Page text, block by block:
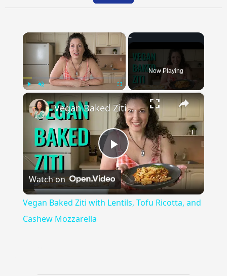
×
Fullscreen
Now Playing
×
Play
Video
Vegan Baked Ziti with Lentils, Tofu Ricotta, and Cashew Mozzarella
Watch on
Vegan Baked Ziti with Lentils, Tofu Ricotta, and
Cashew Mozzarella